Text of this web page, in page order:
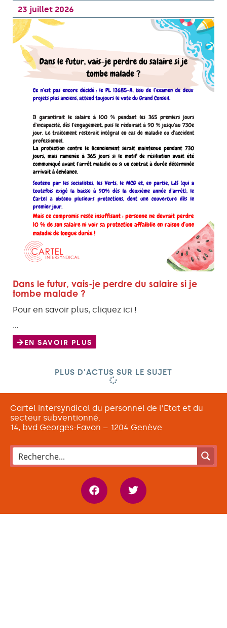
23 juillet 2026
Dans le futur, vais-je perdre du salaire si je
tombe malade ?
Pour en savoir plus, cliquez ici !
EN SAVOIR PLUS
PLUS D'ACTUS SUR LE SUJET
Cartel intersyndical du personnel de l’Etat et du
secteur subventionné.
14, bvd Georges-Favon – 1204 Genève